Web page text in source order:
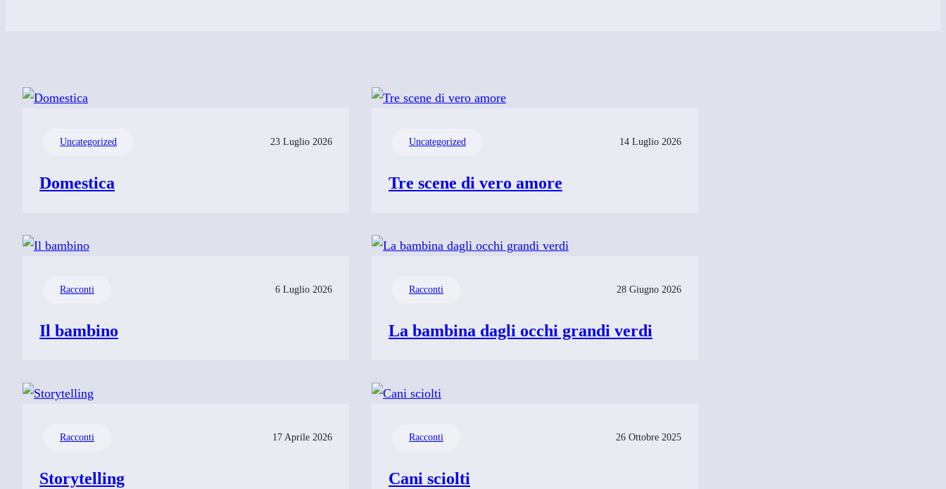
Uncategorized 23 Luglio 2026
Domestica
Uncategorized 14 Luglio 2026
Tre scene di vero amore
Racconti 6 Luglio 2026
Il bambino
Racconti 28 Giugno 2026
La bambina dagli occhi grandi verdi
Racconti 17 Aprile 2026
Storytelling
Racconti 26 Ottobre 2025
Cani sciolti